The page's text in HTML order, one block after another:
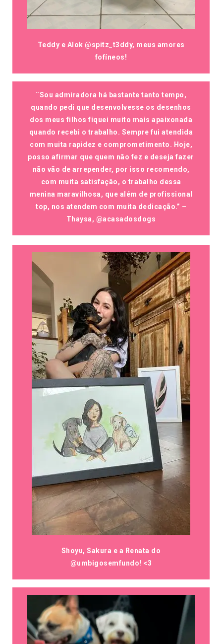
Teddy e Alok @spitz_t3ddy, meus amores
fofíneos!
¨Sou admiradora há bastante tanto tempo,
quando pedi que desenvolvesse os desenhos
dos meus filhos fiquei muito mais apaixonada
quando recebi o trabalho. Sempre fui atendida
com muita rapidez e comprometimento. Hoje,
posso afirmar que quem não fez e deseja fazer
não vão de arrepender, por isso recomendo,
com muita satisfação, o trabalho dessa
menina maravilhosa, que além de profissional
top, nos atendem com muita dedicação.” –
Thaysa, @acasadosdogs
Shoyu, Sakura e a Renata do
@umbigosemfundo! <3